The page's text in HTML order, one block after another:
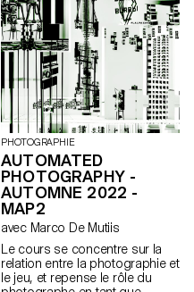
PHOTOGRAPHIE
AUTOMATED
PHOTOGRAPHY -
AUTOMNE 2022 -
MAP2
avec Marco De Mutiis
Le cours se concentre sur la
relation entre la photographie et
le jeu, et repense le rôle du